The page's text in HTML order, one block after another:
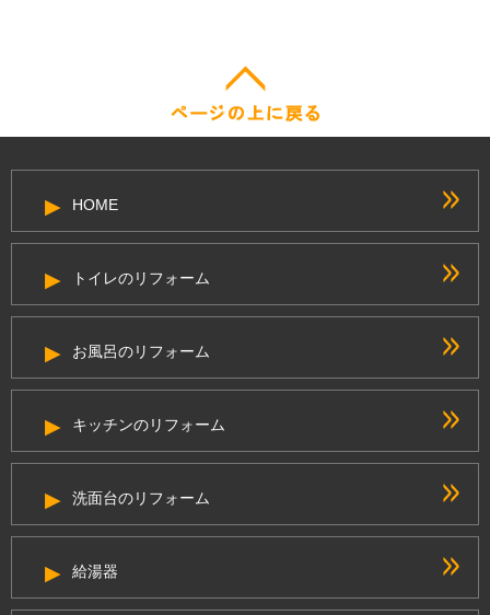
HOME
トイレのリフォーム
お風呂のリフォーム
キッチンのリフォーム
洗面台のリフォーム
給湯器